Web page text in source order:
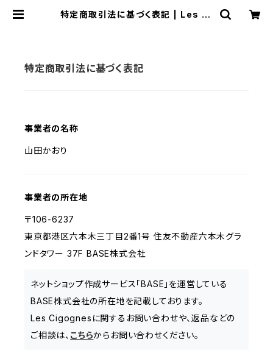
特定商取引法に基づく表記 | Les Ci
特定商取引法に基づく表記
事業者の名称
山田かおり
事業者の所在地
〒106-6237
東京都港区六本木三丁目2番1号 住友不動産六本木グラ
ンドタワー 37F BASE株式会社
ネットショップ作成サービス「BASE」を運営している
BASE株式会社の所在地を記載しております。
Les Cigognesに関するお問い合わせや、返品などの
ご相談は、 こちらからお問い合わせください。